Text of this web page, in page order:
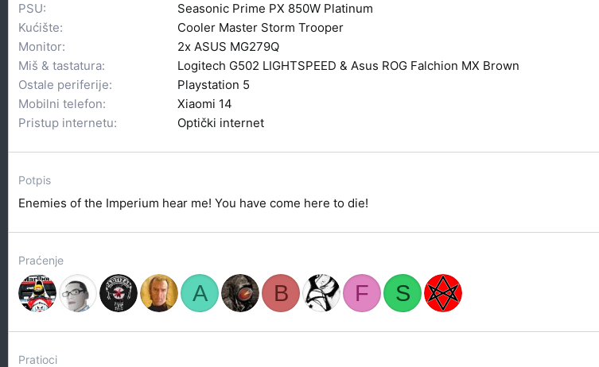
PSU
Seasonic Prime PX 850W Platinum
Kućište
Cooler Master Storm Trooper
Monitor
2x ASUS MG279Q
Miš & tastatura
Logitech G502 LIGHTSPEED & Asus ROG Falchion MX Brown
Ostale periferije
Playstation 5
Mobilni telefon
Xiaomi 14
Pristup internetu
Optički internet
Potpis
Enemies of the Imperium hear me! You have come here to die!
Praćenje
A B F S
Pratioci